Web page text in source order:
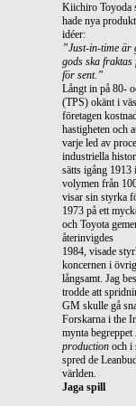
Kiichiro Toyoda
hade nya
idéer:
”Just-in-time är
gods ska
för sent.”
Långt in på 80-
(TPS) okänt i
företagen
hastigheten och
varje led av
industriella
sätts igång
volymen från
visar sin styrka
1973 på ett
och Toyota
återinvigdes
1984, visade
koncernen i
långsamt. Jag
trodde att
GM skulle gå
Forskarna i the
mynta begreppet
production och i
spred de
världen.
Jaga spill